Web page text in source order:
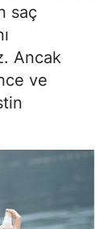
saç
Ancak
ve